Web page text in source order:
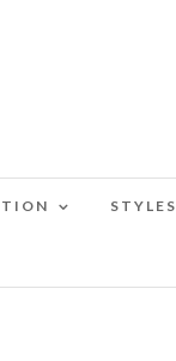
STYLES